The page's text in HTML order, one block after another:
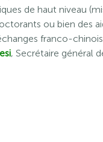
de haut niveau
ou bien des
franco-
, Secrétaire général